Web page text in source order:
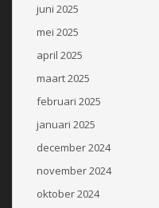
juni 2025
mei 2025
april 2025
maart 2025
februari 2025
januari 2025
december 2024
november 2024
oktober 2024